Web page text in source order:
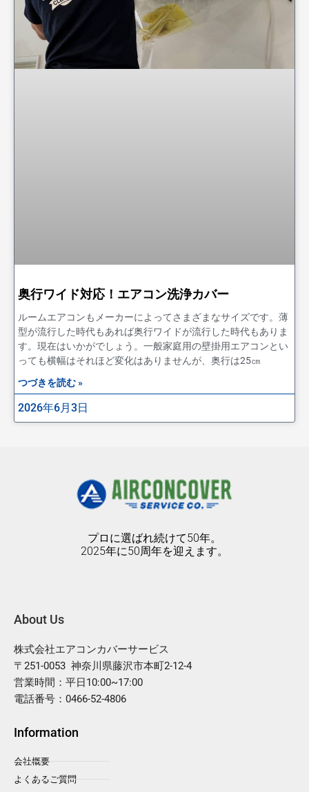
奥行ワイド対応！エアコン洗浄カバー
ルームエアコンもメーカーによってさまざまなサイズです。薄
型が流行した時代もあれば奥行ワイドが流行した時代もありま
す。現在はいかがでしょう。一般家庭用の壁掛用エアコンとい
っても横幅はそれほど変化はありませんが、奥行は25㎝
つづきを読む »
2026年6月3日
プロに選ばれ続けて50年。
2025年に50周年を迎えます。
About Us
株式会社エアコンカバーサービス
〒251-0053 神奈川県藤沢市本町2-12-4
営業時間：平日10:00~17:00
電話番号：0466-52-4806
Information
会社概要
よくあるご質問